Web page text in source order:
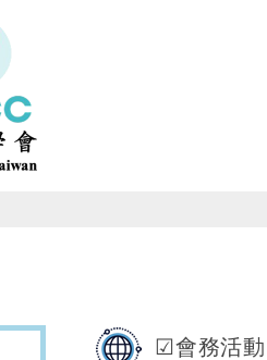
☑會務活動